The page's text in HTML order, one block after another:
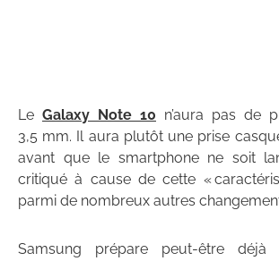
Le Galaxy Note 10 n’aura pas de
3,5 mm. Il aura plutôt une prise
avant que le smartphone ne soit
critiqué à cause de cette «
parmi de nombreux autres
Samsung prépare peut-être